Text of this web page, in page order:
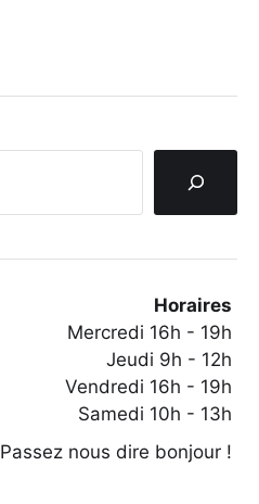
Horaires
Mercredi 16h - 19h
Jeudi 9h - 12h
Vendredi 16h - 19h
Samedi 10h - 13h
Passez nous dire bonjour !